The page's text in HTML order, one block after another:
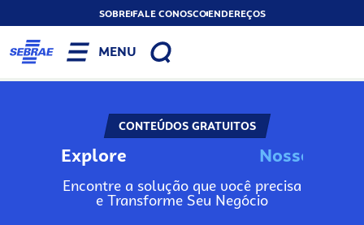
SOBREFALE CONOSCOENDEREÇOS
MENU
CONTEÚDOS GRATUITOS
Explore Nosso
Encontre a solução que você precisa
e Transforme Seu Negócio